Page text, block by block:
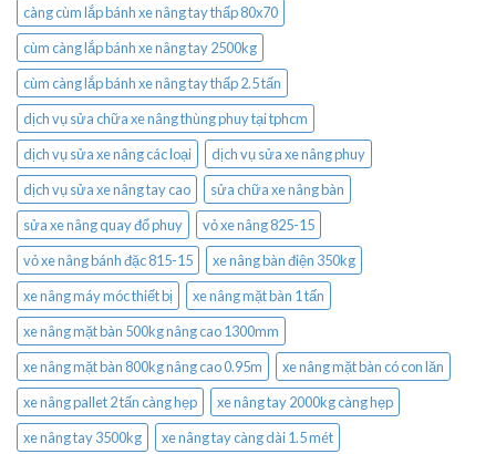
càng cùm lắp bánh xe nâng tay thấp 80x70
cùm càng lắp bánh xe nâng tay 2500kg
cùm càng lắp bánh xe nâng tay thấp 2.5 tấn
dịch vụ sửa chữa xe nâng thùng phuy tại tphcm
dịch vụ sửa xe nâng các loại
dịch vụ sửa xe nâng phuy
dịch vụ sửa xe nâng tay cao
sửa chữa xe nâng bàn
sửa xe nâng quay đổ phuy
vỏ xe nâng 825-15
vỏ xe nâng bánh đặc 815-15
xe nâng bàn điện 350kg
xe nâng máy móc thiết bị
xe nâng mặt bàn 1 tấn
xe nâng mặt bàn 500kg nâng cao 1300mm
xe nâng mặt bàn 800kg nâng cao 0.95m
xe nâng mặt bàn có con lăn
xe nâng pallet 2 tấn càng hẹp
xe nâng tay 2000kg càng hẹp
xe nâng tay 3500kg
xe nâng tay càng dài 1.5 mét